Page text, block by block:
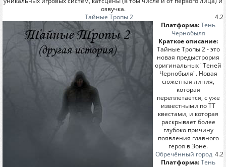
озвучка.
4.2
Тайные Тропы 2
Платформа:Тень
Чернобыля
Краткое описание:
Тайные Тропы 2 - это
новая предыстрория
оригинальных "Теней
Чернобыля". Новая
сюжетная линия,
которая
переплетается, с уже
известными по ТТ
квестами, и которая
раскрывает более
глубоко причину
появления главного
героя в Зоне.
4.2
Обречённый город
Платформа:Тень